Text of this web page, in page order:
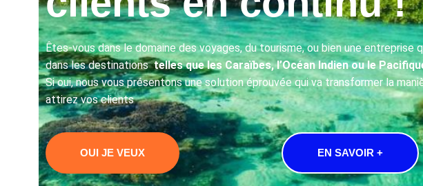
Êtes-vous dans le domaine des voyages, du tourisme, ou bien une entreprise
dans les destinationstelles que les Caraïbes, l’Océan Indien ou le
Si oui, nous vous présentons une solution éprouvée qui va transformer la
attirez vos clients
OUI JE VEUX EN SAVOIR +